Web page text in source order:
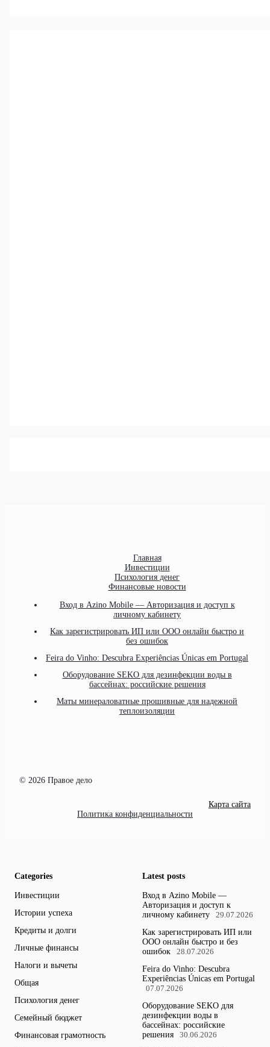
Главная
Инвестиции
Психология денег
Финансовые новости
Вход в Azino Mobile — Авторизация и доступ к
личному кабинету
Как зарегистрировать ИП или ООО онлайн быстро и
без ошибок
Feira do Vinho: Descubra Experiências Únicas em Portugal
Оборудование SEKO для дезинфекции воды в
бассейнах: российские решения
Маты минераловатные прошивные для надежной
теплоизоляции
© 2026 Правое дело
Карта сайта
Политика конфиденциальности
Categories
Инвестиции
Истории успеха
Кредиты и долги
Личные финансы
Налоги и вычеты
Общая
Психология денег
Семейный бюджет
Финансовая грамотность
Latest posts
Вход в Azino Mobile —
Авторизация и доступ к
личному кабинету
29.07.2026
Как зарегистрировать ИП или
ООО онлайн быстро и без
ошибок
28.07.2026
Feira do Vinho: Descubra
Experiências Únicas em Portugal
07.07.2026
Оборудование SEKO для
дезинфекции воды в
бассейнах: российские
решения
30.06.2026